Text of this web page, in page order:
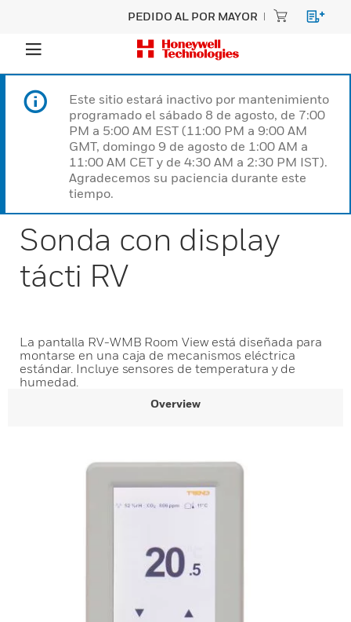
PEDIDO AL POR MAYOR
Este sitio estará inactivo por mantenimiento
programado el sábado 8 de agosto, de 7:00
PM a 5:00 AM EST (11:00 PM a 9:00 AM
GMT, domingo 9 de agosto de 1:00 AM a
11:00 AM CET y de 4:30 AM a 2:30 PM IST).
Agradecemos su paciencia durante este
tiempo.
Sonda con display
tácti RV
La pantalla RV-WMB Room View está diseñada para
montarse en una caja de mecanismos eléctrica
estándar. Incluye sensores de temperatura y de
humedad.
Overview